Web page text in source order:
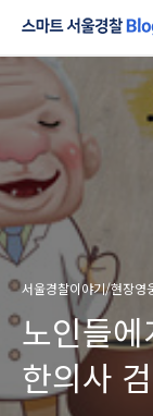
서울경찰이야기/현장영
노인들
한의사